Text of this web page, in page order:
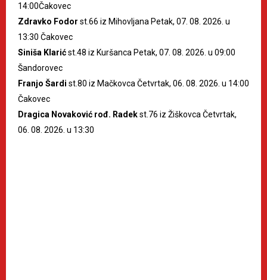
14:00Čakovec
Zdravko Fodor st.66 iz Mihovljana Petak, 07. 08. 2026. u
13:30 Čakovec
Siniša Klarićst.48 iz Kuršanca Petak, 07. 08. 2026. u 09:00
Šandorovec
Franjo Šardi st.80 iz Mačkovca Četvrtak, 06. 08. 2026. u 14:00
Čakovec
Dragica Novaković rođ. Radekst.76 iz Žiškovca Četvrtak,
06. 08. 2026. u 13:30